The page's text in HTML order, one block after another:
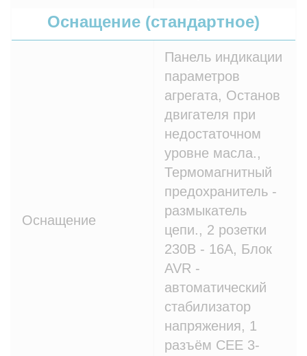
Оснащение (стандартное)
Оснащение
Панель индикации
параметров
агрегата, Останов
двигателя при
недостаточном
уровне масла.,
Термомагнитный
предохранитель -
размыкатель
цепи., 2 розетки
230В - 16A, Блок
AVR -
автоматический
стабилизатор
напряжения, 1
разъём CEE 3-